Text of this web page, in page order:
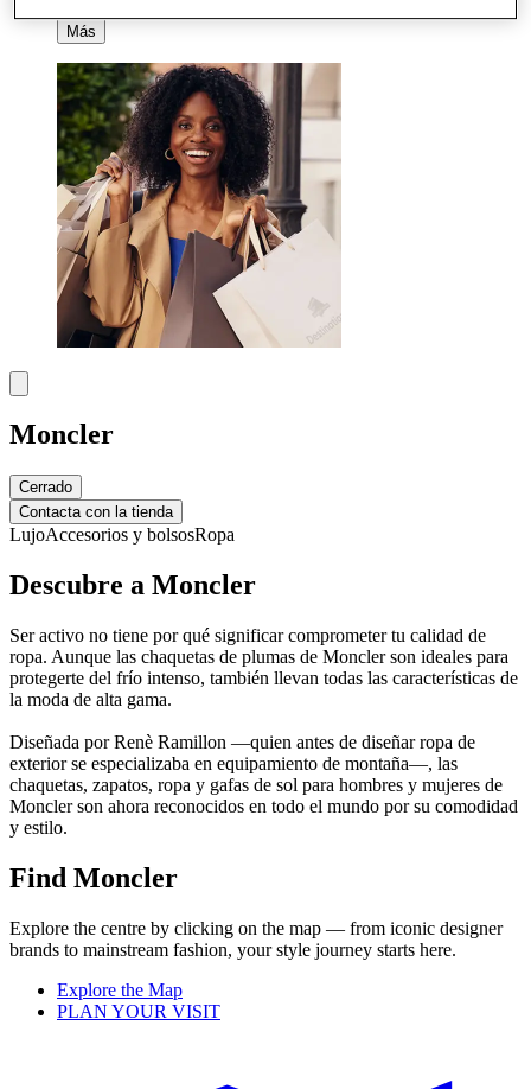
Más
Moncler
Cerrado
Contacta con la tienda
LujoAccesorios y bolsosRopa
Descubre a Moncler
Ser activo no tiene por qué significar comprometer tu calidad de
ropa. Aunque las chaquetas de plumas de Moncler son ideales para
protegerte del frío intenso, también llevan todas las características de
la moda de alta gama.
Diseñada por Renè Ramillon —quien antes de diseñar ropa de
exterior se especializaba en equipamiento de montaña—, las
chaquetas, zapatos, ropa y gafas de sol para hombres y mujeres de
Moncler son ahora reconocidos en todo el mundo por su comodidad
y estilo.
Find Moncler
Explore the centre by clicking on the map — from iconic designer
brands to mainstream fashion, your style journey starts here.
Explore the Map
PLAN YOUR VISIT